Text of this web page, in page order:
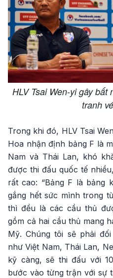
HLV Tsai Wen-yi gây
tranh
Trong khi đó, HLV Tsai
Hoa nhận định bảng F là
Nam và Thái Lan, khó
được thi đấu quốc tế
rất cao: “Bảng F là bảng
gắng hết sức mình trong
thì đều là các cầu thủ
gồm cả hai cầu thủ mang
Mỹ. Chúng tôi sẽ phải
như Việt Nam, Thái Lan,
kỹ càng, sẽ thi đấu với
bước vào từng trận với sự